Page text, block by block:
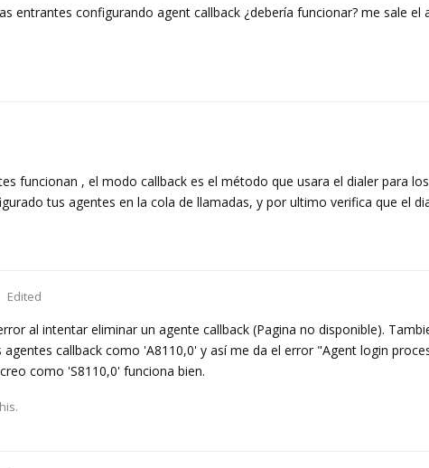
entrantes configurando agent callback ¿debería funcionar? me sale el
funcionan , el modo callback es el método que usara el dialer para
tus agentes en la cola de llamadas, y por ultimo verifica que el
Edited
al intentar eliminar un agente callback (Pagina no disponible).
agentes callback como 'A8110,0' y así me da el error "Agent login
como 'S8110,0' funciona bien.